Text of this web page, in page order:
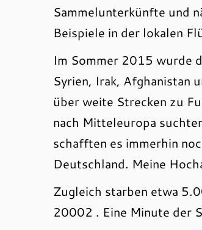
Sammelunterkünfte und
Beispiele in der lokalen
Im Sommer 2015 wurde
Syrien, Irak, Afghanistan
über weite Strecken zu
nach Mitteleuropa
schafften es immerhin
Deutschland. Meine
Zugleich starben etwa
20002 . Eine Minute der